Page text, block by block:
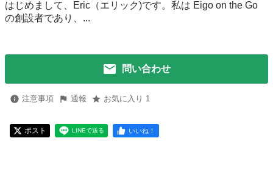
はじめまして、Eric（エリック)です。私は Eigo on the Go
の創設者であり、...
問い合わせ
注意事項 通報 お気に入り 1
ポスト LINEで送る いいね！